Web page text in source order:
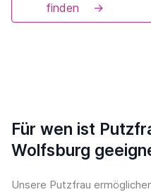
finden
→
Für wen ist
Wolfsburg
Unsere Putzfrau